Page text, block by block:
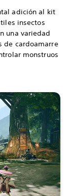
adición al kit
insectos
una variedad
de cardoamarre
monstruos